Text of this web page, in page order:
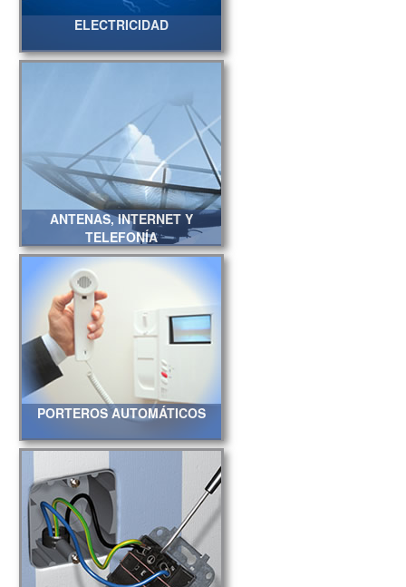
ELECTRICIDAD
ANTENAS, INTERNET Y
TELEFONÍA
PORTEROS AUTOMÁTICOS